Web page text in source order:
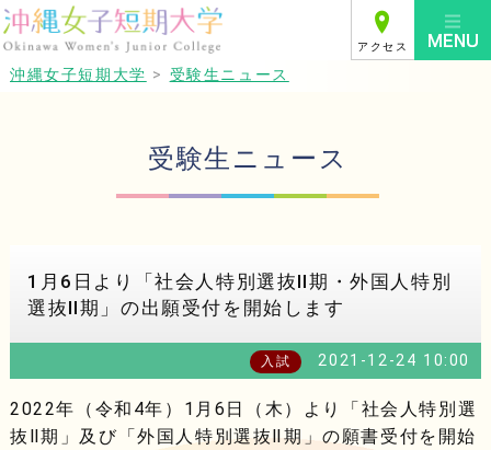
アクセス
沖縄女子短期大学 > 受験生ニュース
受験生ニュース
1月6日より「社会人特別選抜Ⅱ期・外国人特別
選抜Ⅱ期」の出願受付を開始します
入試 2021-12-24 10:00
2022年（令和4年）1月6日（木）より「社会人特別選
抜Ⅱ期」及び「外国人特別選抜Ⅱ期」の願書受付を開始